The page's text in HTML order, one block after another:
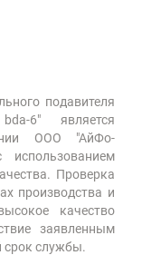
подавителя
6" является
ООО "АйФо-
Проверка
производства и
качество
заявленным
срок службы.